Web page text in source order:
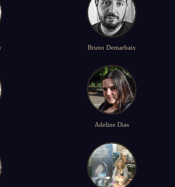
Bruno Demarbaix
Adeline Dias